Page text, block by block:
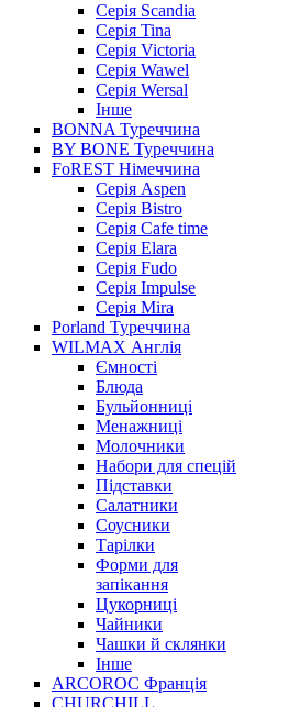
Серія Scandia
Серія Tina
Серія Victoria
Серія Wawel
Серія Wersal
Інше
BONNA Туреччина
BY BONE Туреччина
FoREST Німеччина
Серія Aspen
Серія Bistro
Серія Cafe time
Серія Elara
Серія Fudo
Серія Impulse
Серія Mira
Porland Туреччина
WILMAX Англія
Ємності
Блюда
Бульйонниці
Менажниці
Молочники
Набори для спецій
Підставки
Салатники
Соусники
Тарілки
Форми для
запікання
Цукорниці
Чайники
Чашки й склянки
Інше
ARCOROC Франція
CHURCHILL